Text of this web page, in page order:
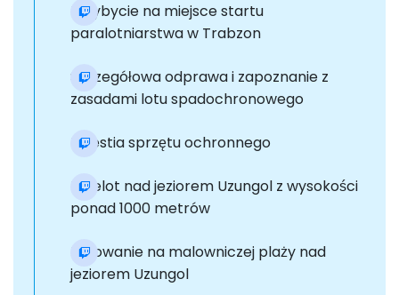
Przybycie na miejsce startu
paralotniarstwa w Trabzon
Szczegółowa odprawa i zapoznanie z
zasadami lotu spadochronowego
Kwestia sprzętu ochronnego
Przelot nad jeziorem Uzungol z wysokości
ponad 1000 metrów
Lądowanie na malowniczej plaży nad
jeziorem Uzungol